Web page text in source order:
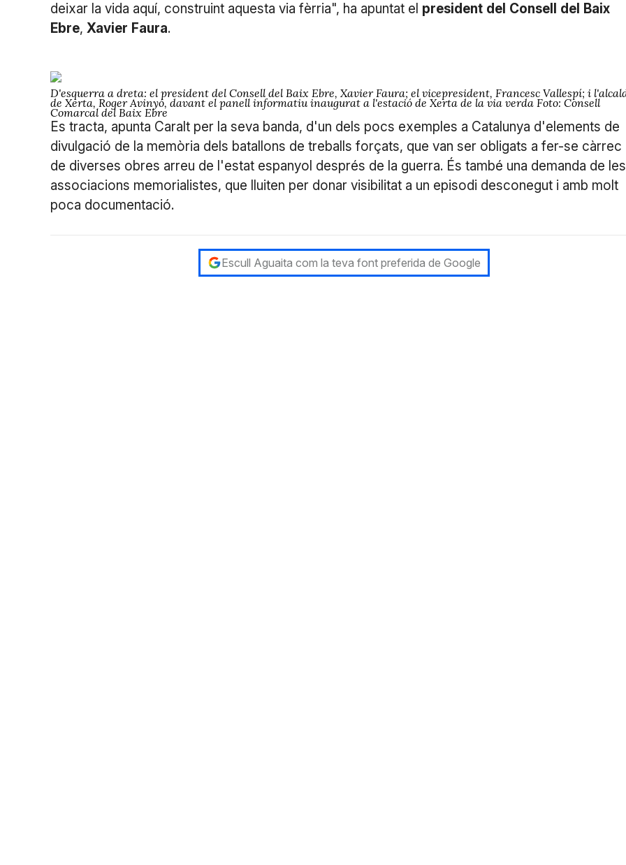
deixar la vida aquí, construint aquesta via fèrria", ha apuntat el president del Consell del Baix
Ebre, Xavier Faura.
D'esquerra a dreta: el president del Consell del Baix Ebre, Xavier Faura; el vicepresident, Francesc Vallespí; i
de Xerta, Roger Avinyó, davant el panell informatiu inaugurat a l'estació de Xerta de la via verda Foto: Consell
Comarcal del Baix Ebre
Es tracta, apunta Caralt per la seva banda, d'un dels pocs exemples a Catalunya d'elements de
divulgació de la memòria dels batallons de treballs forçats, que van ser obligats a fer-se càrrec
de diverses obres arreu de l'estat espanyol després de la guerra. És també una demanda de les
associacions memorialistes, que lluiten per donar visibilitat a un episodi desconegut i amb molt
poca documentació.
Escull Aguaita com la teva font preferida de Google